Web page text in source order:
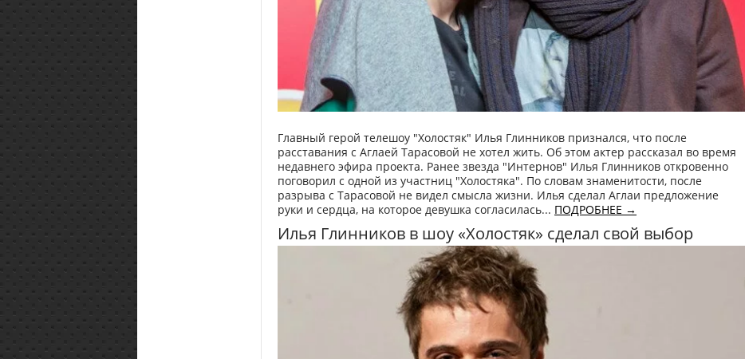
Главный герой телешоу "Холостяк" Илья Глинников признался, что после
расставания с Аглаей Тарасовой не хотел жить. Об этом актер рассказал во время
недавнего эфира проекта. Ранее звезда "Интернов" Илья Глинников откровенно
поговорил с одной из участниц "Холостяка". По словам знаменитости, после
разрыва с Тарасовой не видел смысла жизни. Илья сделал Аглаи предложение
руки и сердца, на которое девушка согласилась... ПОДРОБНЕЕ →
Илья Глинников в шоу «Холостяк» сделал свой выбор